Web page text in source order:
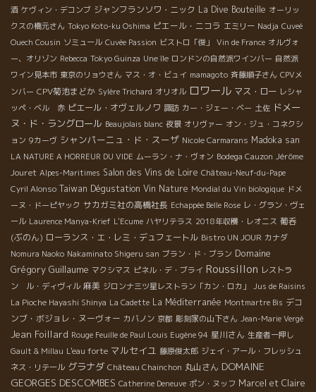
酒 ケヴィン・デコンブ ジャンフランソワ・ニック La Dive Bouteille オーリッ
クスの橋元さん Tokyo Koto-ku Oshima ピエール・ニコラ エミリー Nadja Cuveé
Ouech Cousin ソミュール Cuvée Passion ビストロ「俊」 Vin de France オルヴォ
ー、オリゾン Rebecca Tokyo Guinza Une île ロンドンの自然派ワインバー 自然派
ワイン見本市 東京のリョウさん マス・オ・ビュイ mamagoto 斉藤順子さん CPVメ
ンバー CPV菊池まどか Sylère Trichard オリオル ロワール マス・ロー レシャ
ッペ・ベル 赤 ピエール・オヴェルノワ 諏訪 カー・ジェー・ベー 土佐 ドメー
ヌ・ド・ラングロール Beaujolais blanc 夜景 オリヴァー オン・ジュ・コネクシ
ョン 9カーヴ シャンパーニュ・ド・スーザ Nicole Carmarans Madoka san
LA NATURE A HORREUR DU VIDE ムーラン・ナ・ヴォン Bodega Cauzon Jérôme
Jouret Alpes-Maritimes Salon des Vins de Loire Château-Neuf-du-Pape
Cyril Alonso Taiwan Dégustation Vin Nature Mondial du Vin biologique ドメ
ーヌ・ドーピヤック サカガミ社の高橋社長 Echappée Belle Rose レ・グラン・ヴェ
ール Laurence Manya-Krief L'Ecume ハヤリテラス 2018年収穫・レオニス 葡呑
(ぶのん) ローランス・エ・レミ・デュフェートル Bistro UN JOUR カナダ
Nomura Naoko Nakaminato Shigeru san ブラン・ド・ブラン Domaine
Grégory Guillaume マクシマス ピネル・デ・ブライ Roussillon レストラ
ン ル・ディヴィル 麻美 ジロンナ三ツ星レストラン「カン・ロカ」
Jus de Raisins
La Pioche Hayashi Shinya La Cadette La Méditerranée Montmartre Bis デコ
ンブ・ボジョレ・ヌーヴォー カバノン 京都 彫刻家の山下さん Jean-Marie Vergé
Jean Foillard Rouge Feuille de Paul Louis Eugène 94 星川さん 生産者一押し
Gault & Millau L'eau forte マルセイユ 藤原俊太郎 ジェイ・アール・フレッシュ
ネス・リテール グラナダ Château Chainchon 丸山さん DOMAINE
GEORGES DESCOMBES Catherine Deneuve ポン・ヌッフ Marcel et Claire